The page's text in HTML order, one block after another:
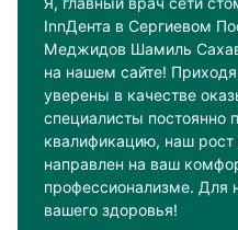
InnДента в Сергиевом
Меджидов Шамиль
на нашем сайте!
уверены в качестве
специалисты постоянно
квалификацию, наш
направлен на ваш
профессионализме. Для
вашего здоровья!